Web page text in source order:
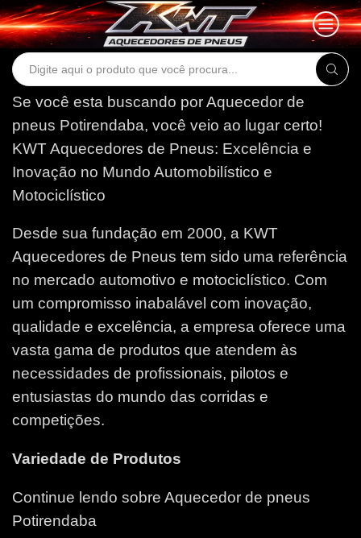
Search
Se você esta buscando por Aquecedor de
pneus Potirendaba, você veio ao lugar certo!
KWT Aquecedores de Pneus: Excelência e
Inovação no Mundo Automobilístico e
Motociclístico
Desde sua fundação em 2000, a KWT
Aquecedores de Pneus tem sido uma referência
no mercado automotivo e motociclístico. Com
um compromisso inabalável com inovação,
qualidade e excelência, a empresa oferece uma
vasta gama de produtos que atendem às
necessidades de profissionais, pilotos e
entusiastas do mundo das corridas e
competições.
Variedade de Produtos
Continue lendo sobre Aquecedor de pneus
Potirendaba